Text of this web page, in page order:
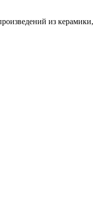
из керамики,